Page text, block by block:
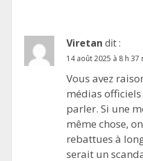
Viretan dit :
14 août 2025 à 8 h 37
Vous avez
médias officiels
parler. Si une
même chose,
rebattues à
serait un